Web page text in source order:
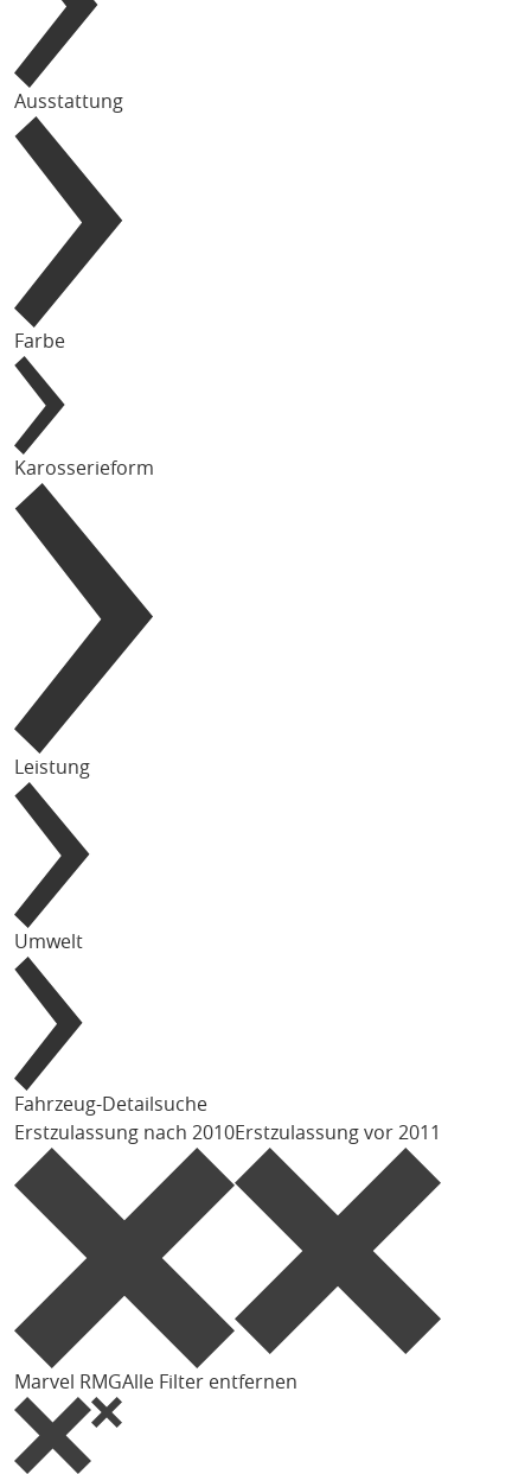
Ausstattung
Farbe
Karosserieform
Leistung
Umwelt
Fahrzeug-Detailsuche
Erstzulassung nach 2010Erstzulassung vor 2011
Marvel RMGAlle Filter entfernen